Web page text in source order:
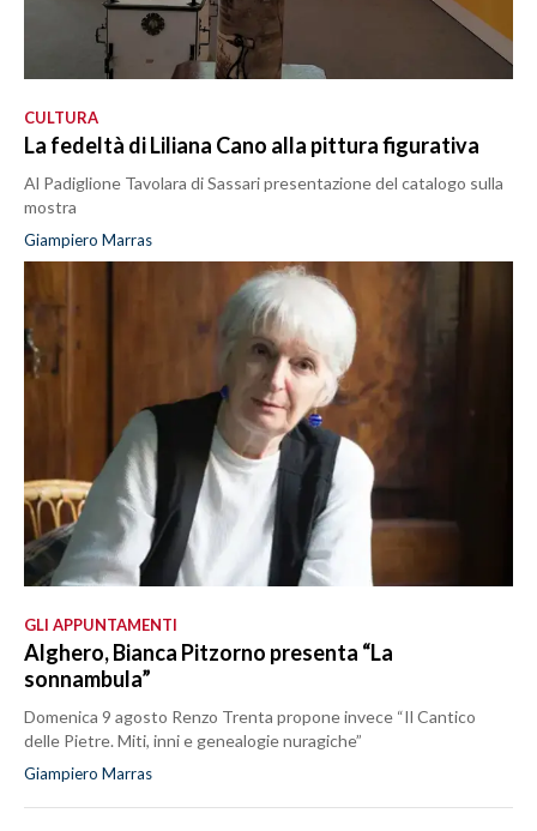
CULTURA
La fedeltà di Liliana Cano alla pittura figurativa
Al Padiglione Tavolara di Sassari presentazione del catalogo sulla
mostra
Giampiero Marras
GLI APPUNTAMENTI
Alghero, Bianca Pitzorno presenta “La
sonnambula”
Domenica 9 agosto Renzo Trenta propone invece “Il Cantico
delle Pietre. Miti, inni e genealogie nuragiche”
Giampiero Marras